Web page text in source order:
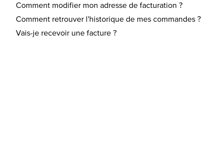
Comment modifier mon adresse de facturation ?
Comment retrouver l'historique de mes commandes ?
Vais-je recevoir une facture ?